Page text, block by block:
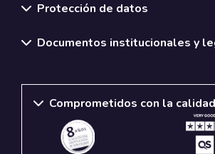
Protección de datos
Documentos institucionales y
Comprometidos con la calidad